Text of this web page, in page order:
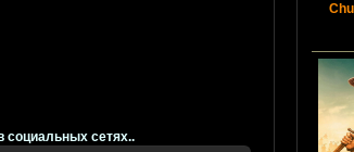
социальных сетях..